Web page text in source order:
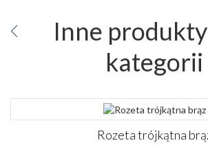
Inne
kategorii
Rozeta trójkątna